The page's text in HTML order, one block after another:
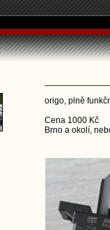
origo, plně
Cena 1000 Kč
Brno a okolí,